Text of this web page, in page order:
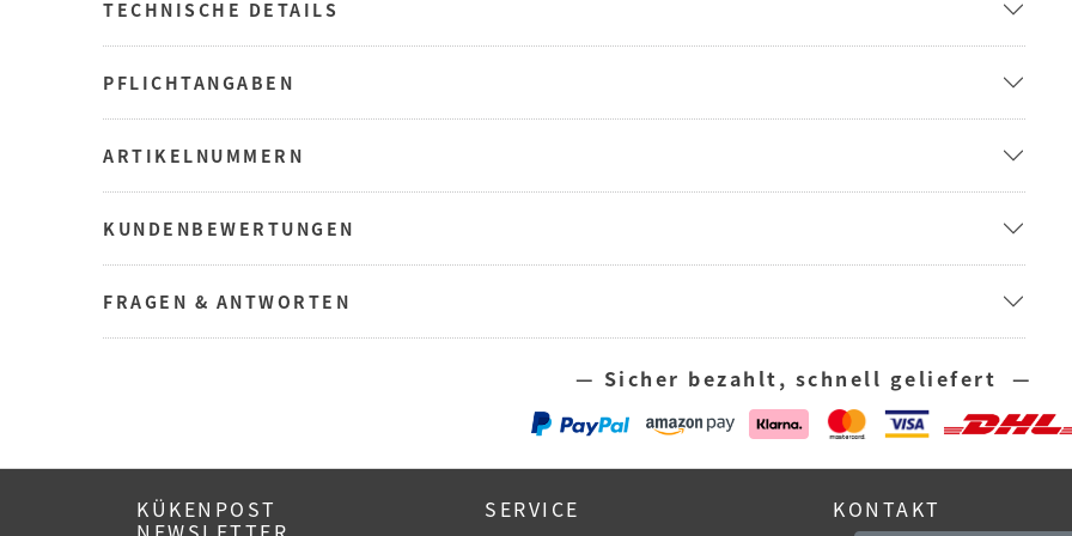
TECHNISCHE DETAILS
PFLICHTANGABEN
ARTIKELNUMMERN
KUNDENBEWERTUNGEN
FRAGEN & ANTWORTEN
— Sicher bezahlt, schnell geliefert —
KÜKENPOST SERVICE KONTAKT